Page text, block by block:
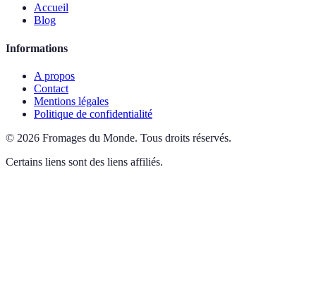
Accueil
Blog
Informations
A propos
Contact
Mentions légales
Politique de confidentialité
© 2026 Fromages du Monde. Tous droits réservés.
Certains liens sont des liens affiliés.